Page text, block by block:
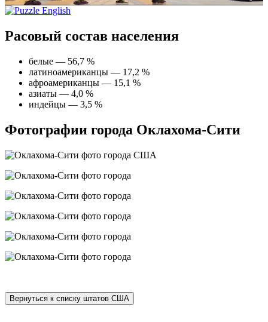
Расовый состав населения
белые — 56,7 %
латиноамериканцы — 17,2 %
афроамериканцы — 15,1 %
азиаты — 4,0 %
индейцы — 3,5 %
Фотографии города Оклахома-Сити
Вернуться к списку штатов США